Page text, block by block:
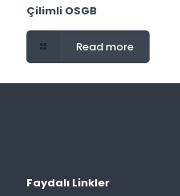
Çilimli OSGB
Read more
Faydalı Linkler